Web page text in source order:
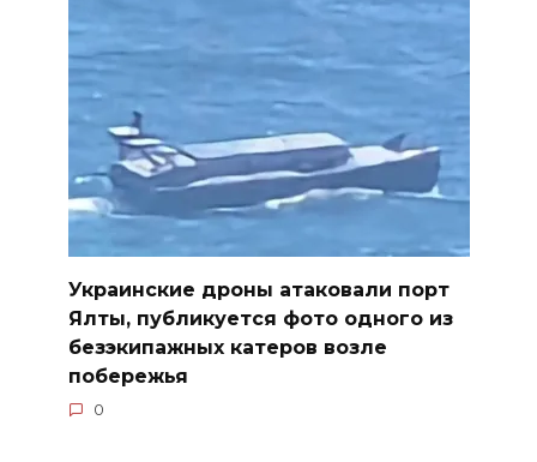
Украинские дроны атаковали порт
Ялты, публикуется фото одного из
безэкипажных катеров возле
побережья
0